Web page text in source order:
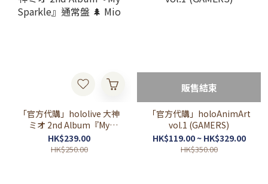
「官方代購」hololive 大神
ミオ 2nd Album『My
Sparkle』通常盤 🌲 Mio
HK$239.00
HK$250.00
販售結束
「官方代購」holoAnimArt
vol.1 (GAMERS)
HK$119.00 ~ HK$329.00
HK$350.00